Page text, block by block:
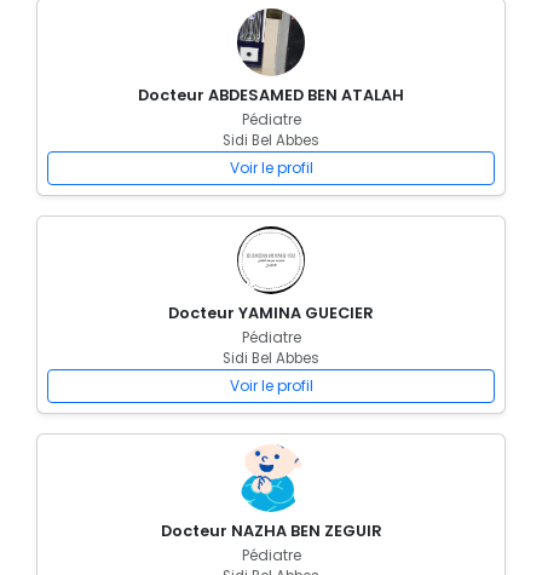
Docteur ABDESAMED BEN ATALAH
Pédiatre
Sidi Bel Abbes
Voir le profil
Docteur YAMINA GUECIER
Pédiatre
Sidi Bel Abbes
Voir le profil
Docteur NAZHA BEN ZEGUIR
Pédiatre